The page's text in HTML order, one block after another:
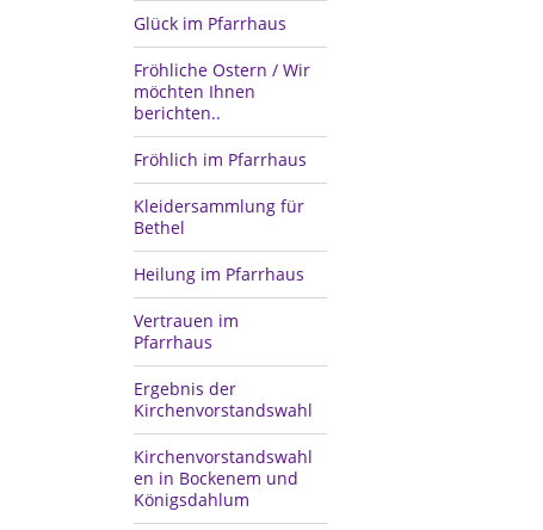
Glück im Pfarrhaus
Fröhliche Ostern / Wir
möchten Ihnen
berichten..
Fröhlich im Pfarrhaus
Kleidersammlung für
Bethel
Heilung im Pfarrhaus
Vertrauen im
Pfarrhaus
Ergebnis der
Kirchenvorstandswahl
Kirchenvorstandswahl
en in Bockenem und
Königsdahlum